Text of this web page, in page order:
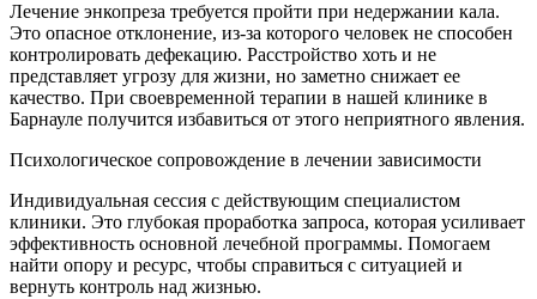
Лечение энкопреза требуется пройти при недержании кала.
Это опасное отклонение, из-за которого человек не способен
контролировать дефекацию. Расстройство хоть и не
представляет угрозу для жизни, но заметно снижает ее
качество. При своевременной терапии в нашей клинике в
Барнауле получится избавиться от этого неприятного явления.
Психологическое сопровождение в лечении зависимости
Индивидуальная сессия с действующим специалистом
клиники. Это глубокая проработка запроса, которая усиливает
эффективность основной лечебной программы. Помогаем
найти опору и ресурс, чтобы справиться с ситуацией и
вернуть контроль над жизнью.